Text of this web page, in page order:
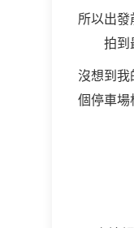
所以出
拍到
沒想到我
個停車場